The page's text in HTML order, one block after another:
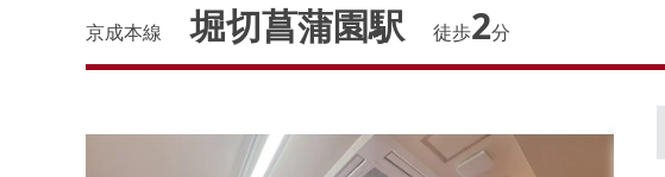
京成本線 堀切菖蒲園駅 徒歩2分